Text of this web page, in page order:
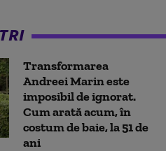
Transformarea
Andreei Marin este
imposibil de ignorat.
Cum arată acum, în
costum de baie, la 51 de
ani